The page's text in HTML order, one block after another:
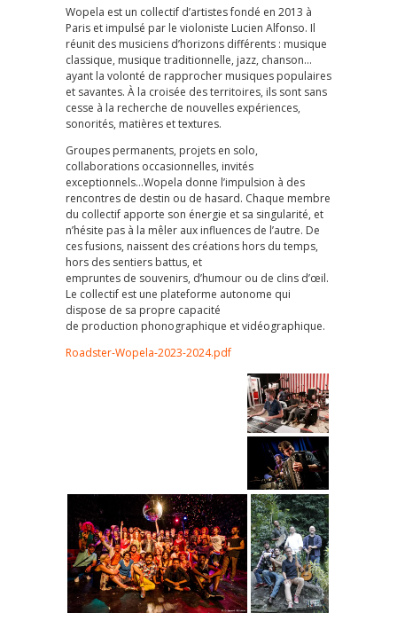
Wopela est un collectif d’artistes fondé en 2013 à
Paris et impulsé par le violoniste Lucien Alfonso. Il
réunit des musiciens d’horizons différents : musique
classique, musique traditionnelle, jazz, chanson…
ayant la volonté de rapprocher musiques populaires
et savantes. À la croisée des territoires, ils sont sans
cesse à la recherche de nouvelles expériences,
sonorités, matières et textures.
Groupes permanents, projets en solo,
collaborations occasionnelles, invités
exceptionnels…Wopela donne l’impulsion à des
rencontres de destin ou de hasard. Chaque membre
du collectif apporte son énergie et sa singularité, et
n’hésite pas à la mêler aux influences de l’autre. De
ces fusions, naissent des créations hors du temps,
hors des sentiers battus, et
empruntes de souvenirs, d’humour ou de clins d’œil.
Le collectif est une plateforme autonome qui
dispose de sa propre capacité
de production phonographique et vidéographique.
Roadster-Wopela-2023-2024.pdf